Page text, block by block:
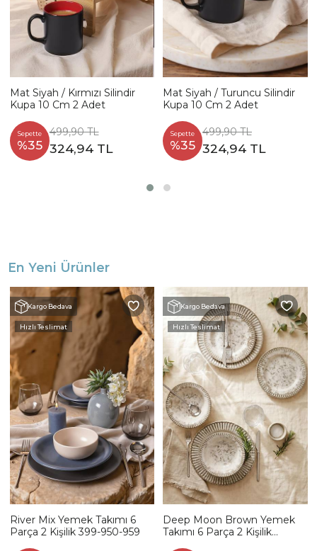
Mat Siyah / Kırmızı Silindir
Kupa 10 Cm 2 Adet
Sepette
%35
499,90 TL
324,94 TL
Mat Siyah / Turuncu Silindir
Kupa 10 Cm 2 Adet
Sepette
%35
499,90 TL
324,94 TL
En Yeni Ürünler
Kargo Bedava
Hızlı Teslimat
River Mix Yemek Takımı 6
Parça 2 Kişilik 399-950-959
Kargo Bedava
Hızlı Teslimat
Deep Moon Brown Yemek
Takımı 6 Parça 2 Kişilik